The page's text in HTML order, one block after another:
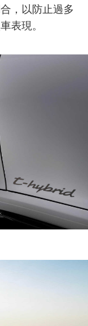
，以防止過多
表現。